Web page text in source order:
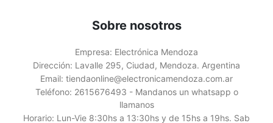
Sobre nosotros
Empresa: Electrónica Mendoza
Dirección: Lavalle 295, Ciudad, Mendoza. Argentina
Email: tiendaonline@electronicamendoza.com.ar
Teléfono: 2615676493 - Mandanos un whatsapp o
llamanos
Horario: Lun-Vie 8:30hs a 13:30hs y de 15hs a 19hs. Sab